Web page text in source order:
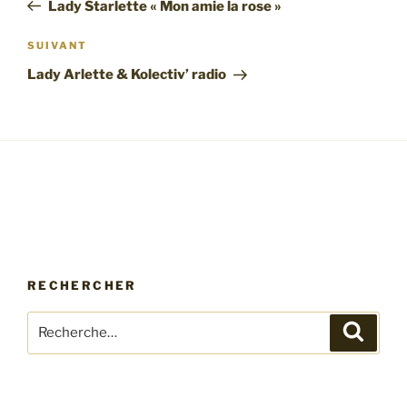
l’article
Lady Starlette « Mon amie la rose »
Article
suivant
SUIVANT
Lady Arlette & Kolectiv’ radio
RECHERCHER
pour